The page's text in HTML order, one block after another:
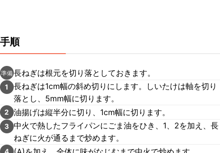
手順
準備長ねぎは根元を切り落としておきます。
1
長ねぎは1cm幅の斜め切りにします。しいたけは軸を切り
落とし、5mm幅に切ります。
2 油揚げは縦半分に切り、1cm幅に切ります。
3 中火で熱したフライパンにごま油をひき、1、2を加え、長
ねぎに火が通るまで炒めます。
4